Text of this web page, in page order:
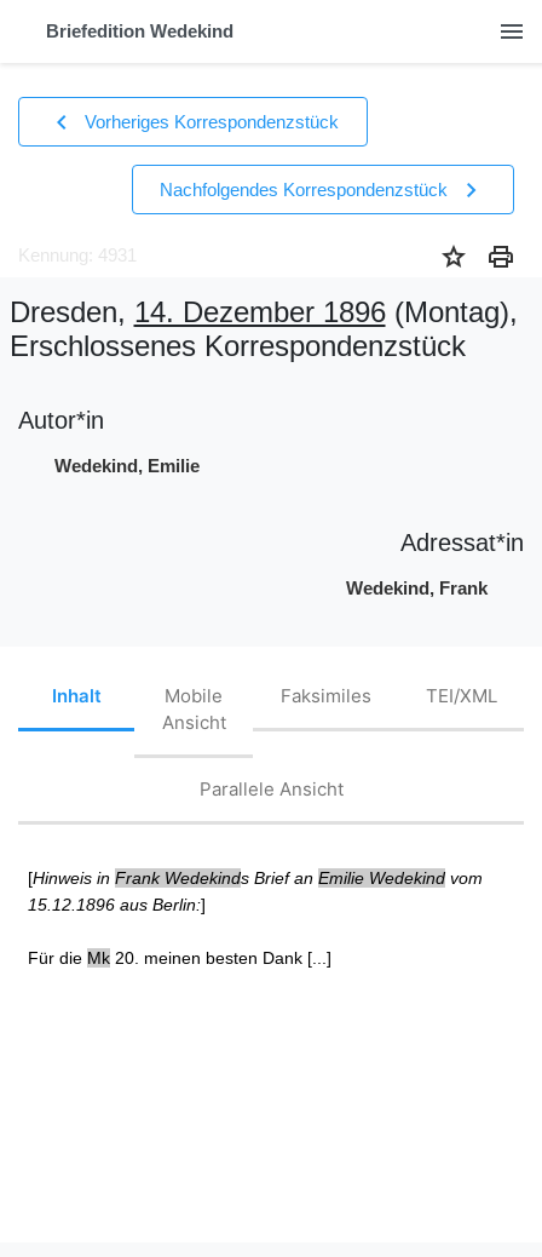
Briefedition Wedekind menu
chevron_left Vorheriges Korrespondenzstück
Nachfolgendes Korrespondenzstück chevron_right
Kennung: 4931 star print
Dresden, 14. Dezember 1896(Montag),
Erschlossenes Korrespondenzstück
Autor*in
Wedekind, Emilie
Adressat*in
Wedekind, Frank
Inhalt
Mobile
Ansicht
Faksimiles TEI/XML
Parallele Ansicht
[Hinweis in Frank Wedekinds Brief an Emilie Wedekindvom
15.12.1896 aus Berlin:]
Für die Mk20. meinen besten Dank [...]